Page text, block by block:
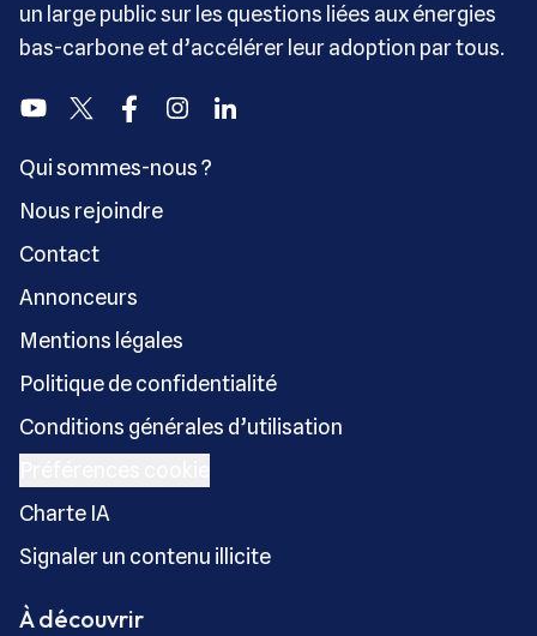
un large public sur les questions liées aux énergies
bas-carbone et d’accélérer leur adoption par tous.
YoutubeTwitter FacebookInstagramLinkedin
Qui sommes-nous ?
Nous rejoindre
Contact
Annonceurs
Mentions légales
Politique de confidentialité
Conditions générales d’utilisation
Charte IA
Signaler un contenu illicite
À découvrir